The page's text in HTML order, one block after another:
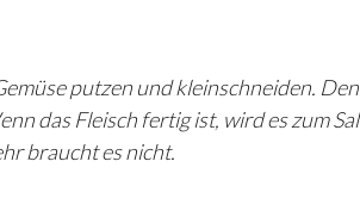
putzen und kleinschneiden.
das Fleisch fertig ist, wird es zum
braucht es nicht.